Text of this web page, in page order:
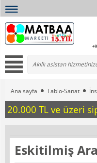
Ana sayfa Tablo-Sanat
20.000 TL ve üzeri
Eskitilmiş